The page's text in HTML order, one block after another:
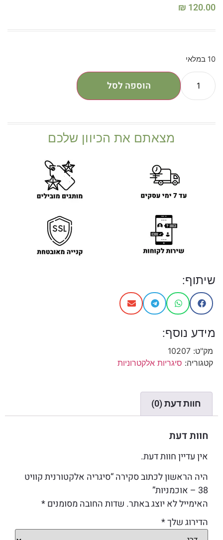
₪ 120.00
10 במלאי
הוספה לסל
מצאתם את הכיוון שלכם
שיתוף:
מידע נוסף:
מק"ט: 10207
קטגוריה: סיגריות אלקטרוניות
חוות דעת (0)
חוות דעת
אין עדיין חוות דעת.
היה הראשון לכתוב סקירה “סיגריה אלקטורנית קוויט
38 – אוכמניות”
האימייל לא יוצג באתר. שדות החובה מסומנים*
הדירוג שלך*